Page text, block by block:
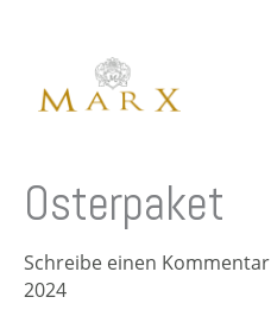
Osterpaket
Schreibe einen Kommentar
2024